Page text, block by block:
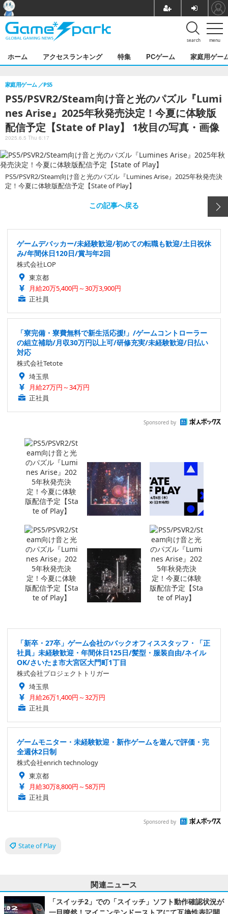
menu
search
ホーム アクセスランキング 特集 PCゲーム 家庭用ゲー
PS5/PSVR2/Steam向け音と光のパズル『Lumi
nes Arise』2025年秋発売決定！今夏に体験版
配信予定【State of Play】 1枚目の写真・画像
家庭用ゲーム PS5
2025.6.5 Thu 6:17
PS5/PSVR2/Steam向け音と光のパズル『Lumines Arise』2025年秋発売決
定！今夏に体験版配信予定【State of Play】
この記事へ戻る
ゲームデバッカー/未経験歓迎/初めての転職も歓迎/土日祝休
み/年間休日120日/賞与年2回
株式会社LOP
東京都
月給20万5,400円～30万3,900円
正社員
「寮完備・寮費無料で新生活応援!」/ゲームコントローラー
の組立補助/月収30万円以上可/研修充実/未経験歓迎/日払い
対応
株式会社Tetote
埼玉県
月給27万円～34万円
正社員
Sponsored by
「新卒・27卒」ゲーム会社のバックオフィススタッフ・「正
社員」未経験歓迎・年間休日125日/髪型・服装自由/ネイル
OK/さいたま市大宮区大門町1丁目
株式会社プロジェクトトリガー
埼玉県
月給26万1,400円～32万円
正社員
ゲームモニター・未経験歓迎・新作ゲームを遊んで評価・完
全週休2日制
株式会社enrich technology
東京都
月給30万8,800円～58万円
正社員
Sponsored by
State of Play
関連ニュース
「スイッチ2」での「スイッチ」ソフト動作確認状況が